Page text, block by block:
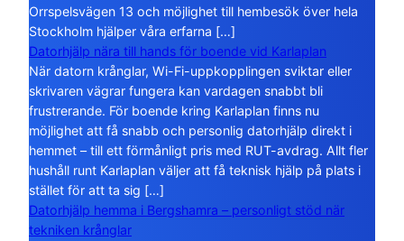
Orrspelsvägen 13 och möjlighet till hembesök över hela
Stockholm hjälper våra erfarna […]
Datorhjälp nära till hands för boende vid Karlaplan
När datorn krånglar, Wi-Fi-uppkopplingen sviktar eller
skrivaren vägrar fungera kan vardagen snabbt bli
frustrerande. För boende kring Karlaplan finns nu
möjlighet att få snabb och personlig datorhjälp direkt i
hemmet – till ett förmånligt pris med RUT-avdrag. Allt fler
hushåll runt Karlaplan väljer att få teknisk hjälp på plats i
stället för att ta sig […]
Datorhjälp hemma i Bergshamra – personligt stöd när
tekniken krånglar